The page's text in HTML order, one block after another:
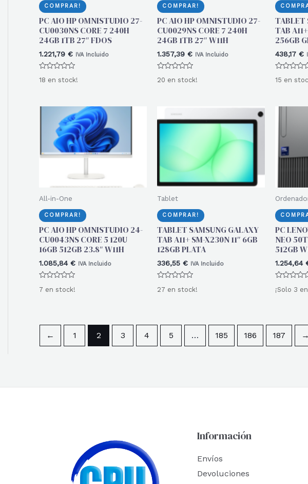
COMPRAR!
PC AIO HP OMNISTUDIO 27-
CU0030NS CORE 7 240H
24GB 1TB 27″ FDOS
1.221,79 € IVA Incluido
con
18 en stock!
COMPRAR!
PC AIO HP OMNISTUDIO 27-
CU0029NS CORE 7 240H
24GB 1TB 27″ W11H
1.357,39 € IVA Incluido
con
20 en stock!
TABLET
TAB
256GB
438,17 €
con
15 en
All-in-One
COMPRAR!
PC AIO HP OMNISTUDIO 24-
CU0043NS CORE 5 120U
16GB 512GB 23.8″ W11H
1.085,84 € IVA Incluido
con
7 en stock!
Tablet
COMPRAR!
TABLET SAMSUNG GALAXY
TAB A11+ SM-X230N 11″ 6GB
128GB PLATA
336,55 € IVA Incluido
con
27 en stock!
PC
NEO
512GB
1.254,64
con
¡Solo 3
← 1 2 3 4 5 … 185 186 187 →
Información
Envíos
Devoluciones